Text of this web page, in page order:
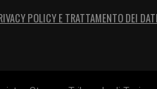
POLICY E TRATTAMENTO DEI